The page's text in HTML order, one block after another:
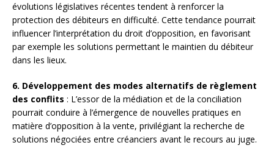
évolutions législatives récentes tendent à renforcer la
protection des débiteurs en difficulté. Cette tendance pourrait
influencer l’interprétation du droit d’opposition, en favorisant
par exemple les solutions permettant le maintien du débiteur
dans les lieux.
6. Développement des modes alternatifs de règlement
des conflits : L’essor de la médiation et de la conciliation
pourrait conduire à l’émergence de nouvelles pratiques en
matière d’opposition à la vente, privilégiant la recherche de
solutions négociées entre créanciers avant le recours au juge.